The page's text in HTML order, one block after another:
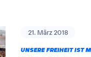
21. März 2018
UNSERE FREIHEIT IST